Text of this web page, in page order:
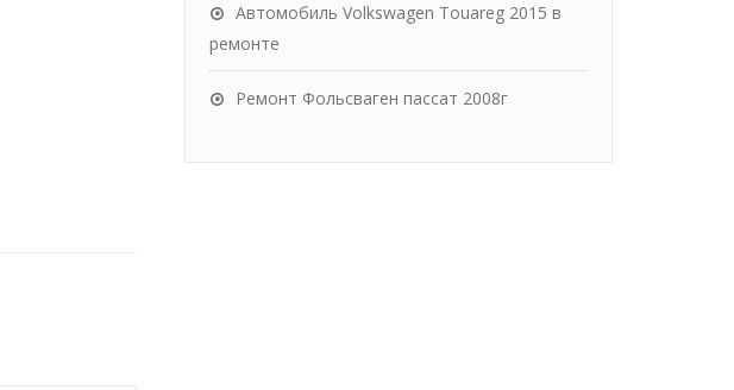
Автомобиль Volkswagen Touareg 2015 в
ремонте
Ремонт Фольсваген пассат 2008г